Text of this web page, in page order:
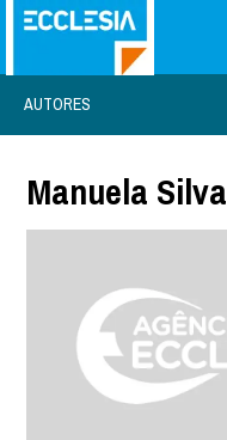
AUTORES
Manuela Silva